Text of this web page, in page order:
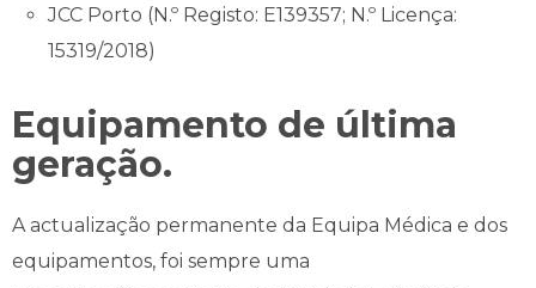
JCC Porto (N.º Registo: E139357; N.º Licença:
15319/2018)
Equipamento de última
geração.
A actualização permanente da Equipa Médica e dos
equipamentos, foi sempre uma